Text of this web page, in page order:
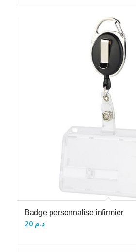
Badge personnalise infirmier
د.م.20